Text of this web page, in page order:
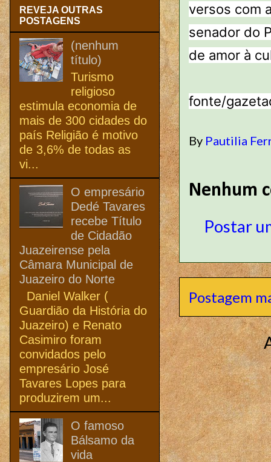
versos com
senador do
de amor à
fonte/
By Pautilia
Nenhum
Postar
Postagem
REVEJA OUTRAS
POSTAGENS
(nenhum
título)
Turismo
religioso
estimula economia de
mais de 300 cidades do
país Religião é motivo
de 3,6% de todas as
vi...
O empresário
Dedé Tavares
recebe Título
de Cidadão
Juazeirense pela
Câmara Municipal de
Juazeiro do Norte
Daniel Walker (
Guardião da História do
Juazeiro) e Renato
Casimiro foram
convidados pelo
empresário José
Tavares Lopes para
produzirem um...
O famoso
Bálsamo da
vida